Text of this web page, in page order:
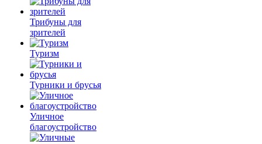
Трибуны для
зрителей
Туризм
Турники и брусья
Уличное
благоустройство